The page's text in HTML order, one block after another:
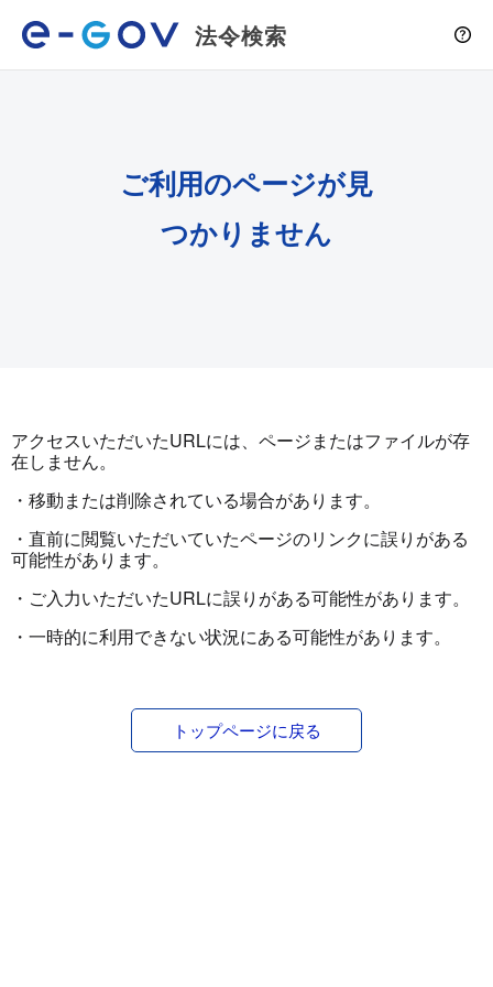
法令検索
ご利用のページが見
つかりません
アクセスいただいたURLには、ページまたはファイルが存
在しません。
・移動または削除されている場合があります。
・直前に閲覧いただいていたページのリンクに誤りがある
可能性があります。
・ご入力いただいたURLに誤りがある可能性があります。
・一時的に利用できない状況にある可能性があります。
トップページに戻る